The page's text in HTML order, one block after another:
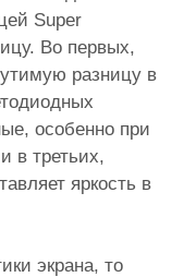
Super
Во первых,
разницу в
особенно при
в третьих,
яркость в
экрана, то